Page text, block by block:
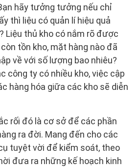
hãy tưởng tưởng nếu chỉ
thì liệu có quản lí hiệu quả
Liệu thủ kho có nắm rõ được
tồn kho, mặt hàng nào đã
về với số lượng bao nhiêu?
công ty có nhiều kho, việc cập
hàng hóa giữa các kho sẽ diễn
rối đó là cơ sở để các phần
ra đời. Mang đến cho các
tuyệt vời để kiểm soát, theo
đưa ra những kế hoạch kinh